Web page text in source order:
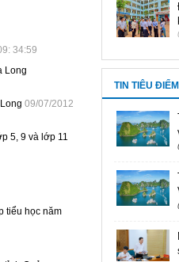
34:59
Long
09/07/2012
5, 9 và lớp 11
tiểu học năm
TIN TIÊU ĐIỂM